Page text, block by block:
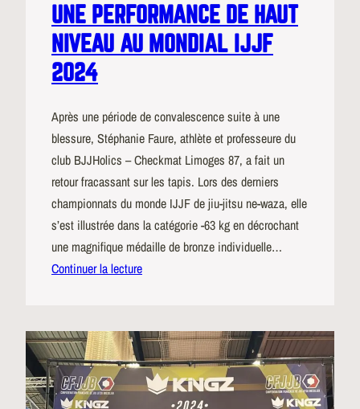
UNE PERFORMANCE DE HAUT
NIVEAU AU MONDIAL IJJF
2024
Après une période de convalescence suite à une
blessure, Stéphanie Faure, athlète et professeure du
club BJJHolics – Checkmat Limoges 87, a fait un
retour fracassant sur les tapis. Lors des derniers
championnats du monde IJJF de jiu-jitsu ne-waza, elle
s’est illustrée dans la catégorie -63 kg en décrochant
une magnifique médaille de bronze individuelle…
Continuer la lecture